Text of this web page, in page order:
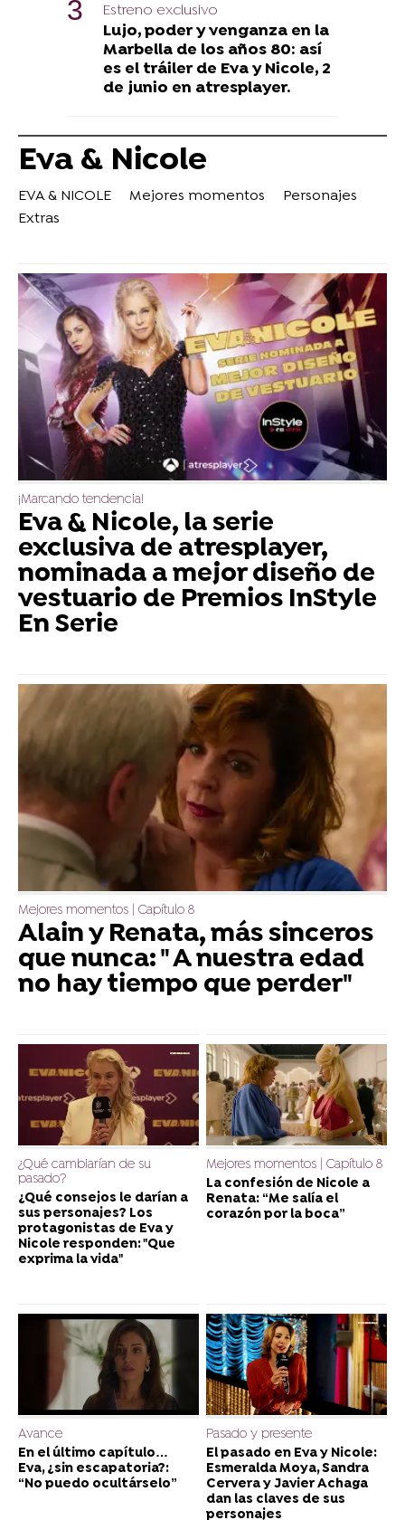
Estreno exclusivo
Lujo, poder y venganza en la
Marbella de los años 80: así
es el tráiler de Eva y Nicole, 2
de junio en atresplayer.
Eva & Nicole
EVA & NICOLE Mejores momentos
Personajes
Extras
¡Marcando tendencia!
Eva & Nicole, la serie
exclusiva de atresplayer,
nominada a mejor diseño de
vestuario de Premios InStyle
En Serie
Mejores momentos | Capítulo 8
Alain y Renata, más sinceros
que nunca: " A nuestra edad
no hay tiempo que perder"
¿Qué cambiarían de su
pasado?
¿Qué consejos le darían a
sus personajes? Los
protagonistas de Eva y
Nicole responden: "Que
exprima la vida"
Mejores momentos | Capítulo 8
La confesión de Nicole a
Renata: “Me salía el
corazón por la boca”
Avance
En el último capítulo…
Eva, ¿sin escapatoria?:
“No puedo ocultárselo”
Pasado y presente
El pasado en Eva y Nicole:
Esmeralda Moya, Sandra
Cervera y Javier Achaga
dan las claves de sus
personajes